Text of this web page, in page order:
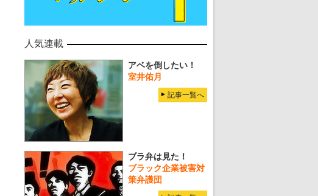
人気連載
アベを倒したい！
室井佑月
記事一覧へ
ブラ弁は見た！
ブラック企業被害対
策弁護団